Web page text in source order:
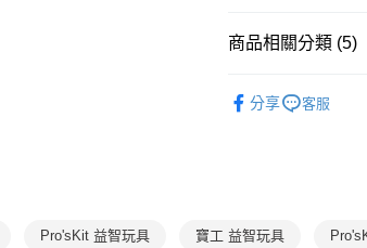
【繳款方式說明】
1.分期款項不併入電
2.透過簡訊連結打開
帳／街口支付／iPASS
2.基於同意付款使用
付」結帳頁面，進行
２．訂單成立數日內
※ 交易是否成功請以
國內宅配/郵寄 (不適
離島宅配（澎湖、
商品相關分類 (5)
分享 客服
Pro'sKit 益智玩具 寶工 益智玩具